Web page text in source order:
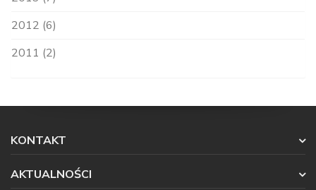
2012 (6)
2011 (2)
KONTAKT
AKTUALNOŚCI